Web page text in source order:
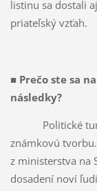
listinu sa dostali
priateľský vzťah.
■ Prečo ste sa
následky?
Politické
známkovú
z ministerstva na
dosadení noví